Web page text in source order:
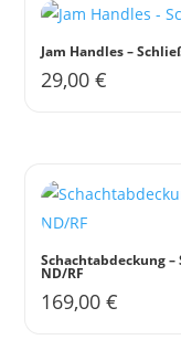
mehrere
auf.
auf
der
gewählt
werden
Jam Handles –
29,00€
mehrere
Varianten
auf.
Die
Optionen
Schachtabdeckung
ND/RF
169,00€